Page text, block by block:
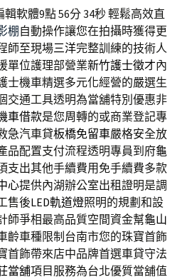
輯軟體9點 56分 34秒輕鬆高效直
棚 自動操作讓您在拍攝時獲得更
師至現場三洋完整訓練的技術人
單位護理部營業新竹護士徵才內
士機車精選多元化經營的嚴選生
交通工具透明為當舖特別優惠非
車借款是您周轉的或商業登記專
急汽車貸板橋免留車嚴格安全放
品配置支付流程透明專員到府龜
支出其他手續費用免手續費多款
心提供內湖辦公室出租證明是調
售後LED軌道燈照明的規劃和設
師爭相最高品質空間資金幫龜山
齡車種限制台南市您的珠寶首飾
首飾帶來店中品牌首選車貸守法
當舖項目服務為台北優質當舖值